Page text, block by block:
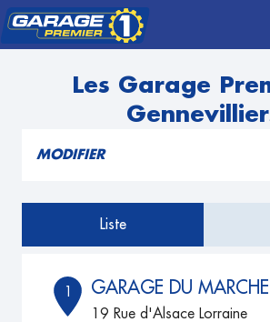
Les Garage
MODIFIER
Liste
1 GARAGE DU MARCHE
19 Rue d'Alsace Lorraine